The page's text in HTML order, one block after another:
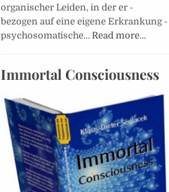
organischer Leiden, in der er -
bezogen auf eine eigene Erkrankung -
psychosomatische… Read more…
Immortal Consciousness